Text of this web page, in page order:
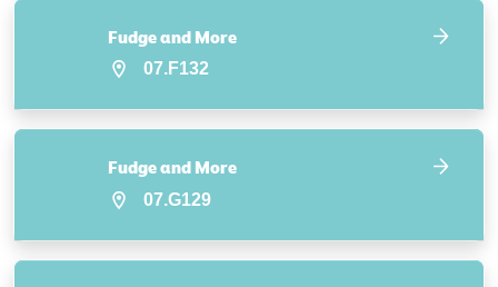
Fudge and More
07.F132
Fudge and More
07.G129